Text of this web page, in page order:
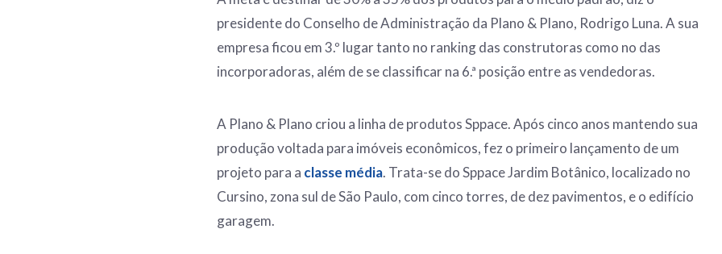
presidente do Conselho de Administração da Plano & Plano, Rodrigo Luna. A sua
empresa ficou em 3.º lugar tanto no ranking das construtoras como no das
incorporadoras, além de se classificar na 6.ª posição entre as vendedoras.
A Plano & Plano criou a linha de produtos Sppace. Após cinco anos mantendo sua
produção voltada para imóveis econômicos, fez o primeiro lançamento de um
projeto para a classe média. Trata-se do Sppace Jardim Botânico, localizado no
Cursino, zona sul de São Paulo, com cinco torres, de dez pavimentos, e o edifício
garagem.